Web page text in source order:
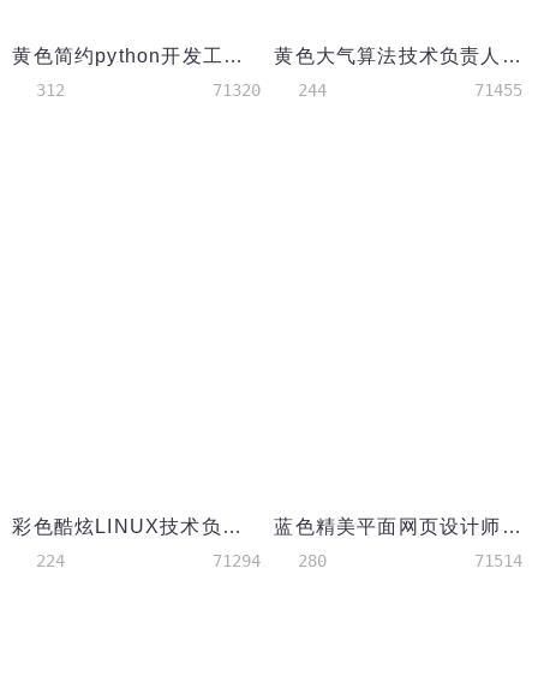
黄色简约python开发工程师初级简历
312 71320
黄色大气算法技术负责人简历模板
244 71455
彩色酷炫LINUX技术负责人简历模板
224 71294
蓝色精美平面网页设计师简历
280 71514